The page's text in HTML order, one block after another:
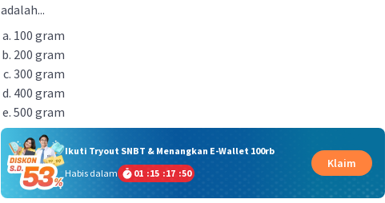
adalah...
100 gram
200 gram
300 gram
400 gram
500 gram
Ikuti Tryout SNBT & Menangkan E-Wallet 100rb
Habis dalam
01 :15 :17 :49
Klaim